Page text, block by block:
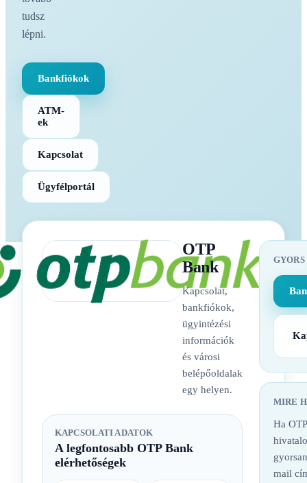
tudsz
lépni.
Bankfiókok
ATM-
ek
Kapcsolat
Ügyfélportál
OTP
Bank
Kapcsolat,
bankfiókok,
ügyintézési
információk
és városi
belépőoldalak
egy helyen.
KAPCSOLATI ADATOK
A legfontosabb OTP Bank
elérhetőségek
MIRE
Ha
mail